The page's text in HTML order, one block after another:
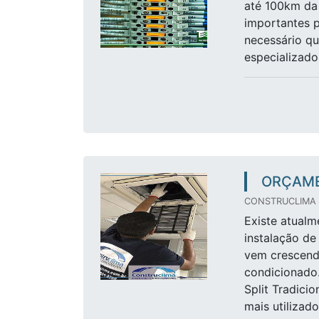
até 100km
importantes
necessário
Existe
instalação
vem
Split
mais